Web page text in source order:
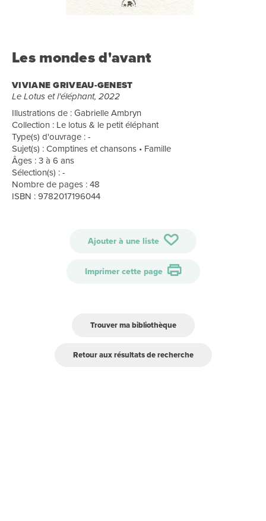
Les mondes d'avant
VIVIANE GRIVEAU-GENEST
Le Lotus et l'éléphant, 2022
Illustrations de : Gabrielle Ambryn
Collection : Le lotus & le petit éléphant
Type(s) d'ouvrage : -
Sujet(s) : Comptines et chansons • Famille
Âges : 3 à 6 ans
Sélection(s) : -
Nombre de pages : 48
ISBN : 9782017196044
Ajouter à une liste
Imprimer cette page
Trouver ma bibliothèque
Retour aux résultats de recherche